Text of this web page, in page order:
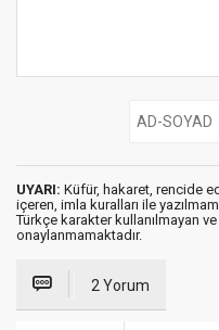
UYARI: Küfür, hakaret, rencide
içeren, imla kuralları ile
Türkçe karakter kullanılmayan
onaylanmamaktadır.
2 Yorum